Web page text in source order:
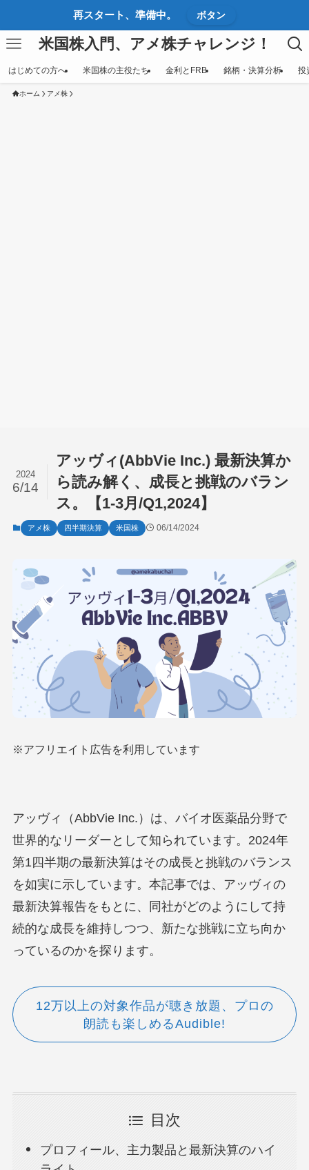
再スタート、準備中。 ボタン
米国株入門、アメ株チャレンジ！
はじめての方へ 米国株の主役たち 金利とFRB 銘柄・決算分析 投
ホーム アメ株
アッヴィ(AbbVie Inc.) 最新決算か
ら読み解く、成長と挑戦のバラン
ス。【1-3月/Q1,2024】
2024
6/14
アメ株 四半期決算 米国株 06/14/2024
※アフリエイト広告を利用しています
アッヴィ（AbbVie Inc.）は、バイオ医薬品分野で
世界的なリーダーとして知られています。2024年
第1四半期の最新決算はその成長と挑戦のバランス
を如実に示しています。本記事では、アッヴィの
最新決算報告をもとに、同社がどのようにして持
続的な成長を維持しつつ、新たな挑戦に立ち向か
っているのかを探ります。
12万以上の対象作品が聴き放題、プロの
朗読も楽しめるAudible!
目次
プロフィール、主力製品と最新決算のハイ